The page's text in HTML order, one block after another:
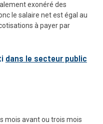
exonéré des
le salaire net est égal au
à payer par
dans le secteur public
mois avant ou trois mois